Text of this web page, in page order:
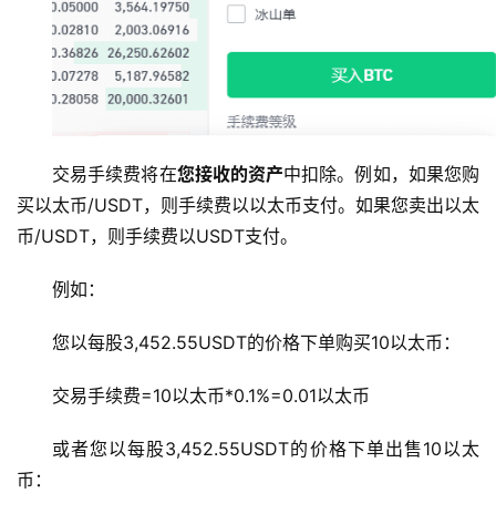
交易手续费将在您接收的资产中扣除。例如，如果您购
买以太币/USDT，则手续费以以太币支付。如果您卖出以太
币/USDT，则手续费以USDT支付。
例如：
您以每股3,452.55USDT的价格下单购买10以太币：
交易手续费=10以太币*0.1%=0.01以太币
或者您以每股3,452.55USDT的价格下单出售10以太
币：